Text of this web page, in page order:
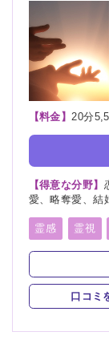
【料金】 20分
【得意な分野】
愛、略奪愛、結
霊感
霊視
口コミ